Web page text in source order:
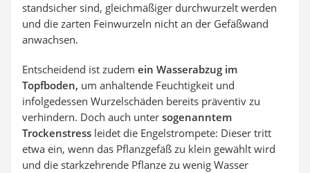
standsicher sind, gleichmäßiger durchwurzelt werden
und die zarten Feinwurzeln nicht an der Gefäßwand
anwachsen.
Entscheidend ist zudem ein Wasserabzug im
Topfboden, um anhaltende Feuchtigkeit und
infolgedessen Wurzelschäden bereits präventiv zu
verhindern. Doch auch unter sogenanntem
Trockenstress leidet die Engelstrompete: Dieser tritt
etwa ein, wenn das Pflanzgefäß zu klein gewählt wird
und die starkzehrende Pflanze zu wenig Wasser